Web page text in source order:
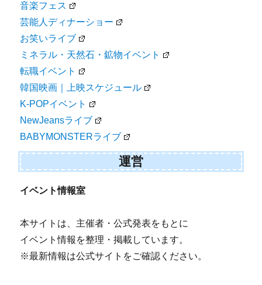
音楽フェス
芸能人ディナーショー
お笑いライブ
ミネラル・天然石・鉱物イベント
転職イベント
韓国映画｜上映スケジュール
K-POPイベント
NewJeansライブ
BABYMONSTERライブ
運営
イベント情報室
本サイトは、主催者・公式発表をもとに
イベント情報を整理・掲載しています。
※最新情報は公式サイトをご確認ください。